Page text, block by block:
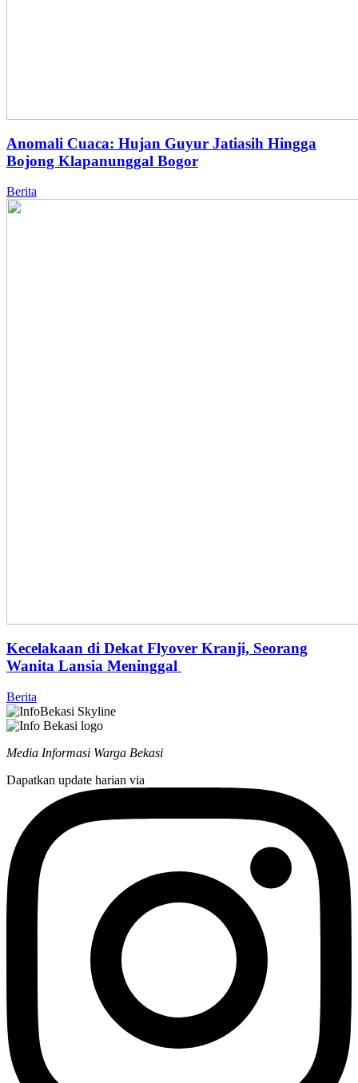
Anomali Cuaca: Hujan Guyur Jatiasih Hingga
Bojong Klapanunggal Bogor
Berita
Kecelakaan di Dekat Flyover Kranji, Seorang
Wanita Lansia Meninggal
Berita
Media Informasi Warga Bekasi
Dapatkan update harian via